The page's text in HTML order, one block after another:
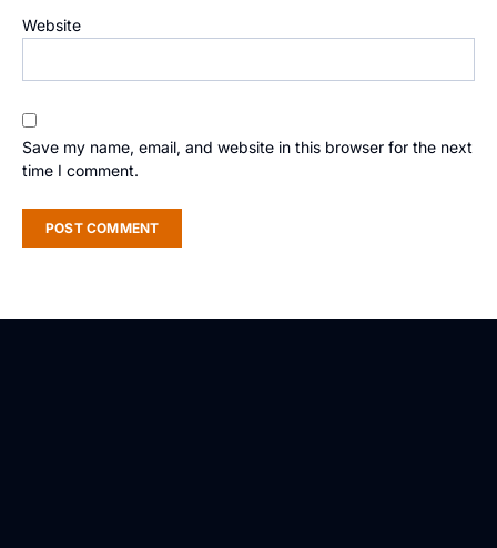
Website
Save my name, email, and website in this browser for the next
time I comment.